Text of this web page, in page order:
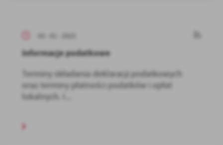
Informacje podatkowe
Terminy składania deklaracji podatkowych
oraz terminy płatności podatków i opłat
lokalnych. I...